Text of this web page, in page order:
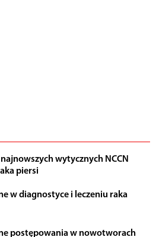
wytycznych NCCN
piersi
w diagnostyce i leczeniu raka
postępowania w nowotworach